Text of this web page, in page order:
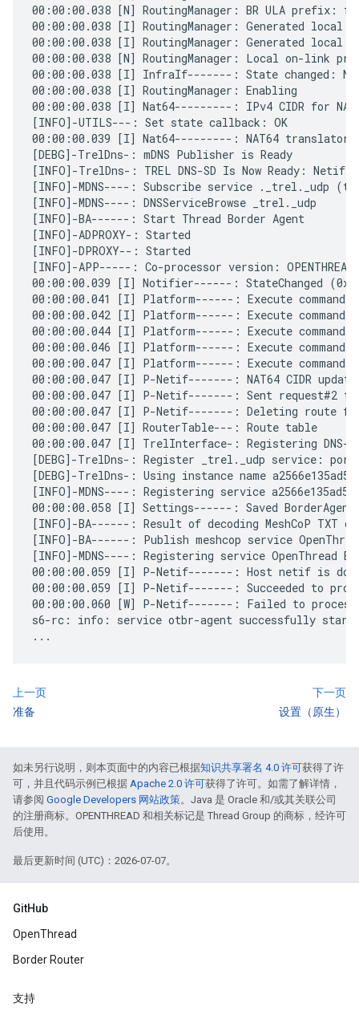
上一页
准备
下一页
设置（原生）
如未另行说明，则本页面中的内容已根据知识共享署名 4.0 许可获得了许
可，并且代码示例已根据 Apache 2.0 许可获得了许可。如需了解详情，
请参阅 Google Developers 网站政策。Java 是 Oracle 和/或其关联公司
的注册商标。OPENTHREAD 和相关标记是 Thread Group 的商标，经许可
后使用。
最后更新时间 (UTC)：2026-07-07。
GitHub
OpenThread
Border Router
支持